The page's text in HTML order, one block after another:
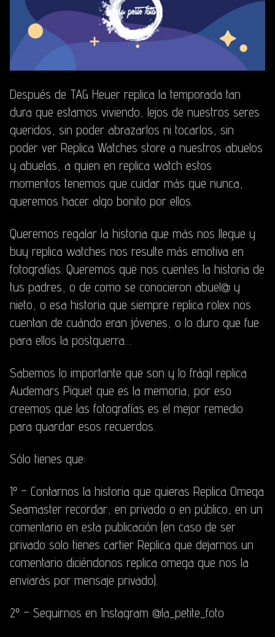
Después de TAG Heuer replica la temporada tan
dura que estamos viviendo, lejos de nuestros seres
queridos, sin poder abrazarlos ni tocarlos, sin
poder ver Replica Watches store a nuestros abuelos
y abuelas, a quien en replica watch estos
momentos tenemos que cuidar más que nunca,
queremos hacer algo bonito por ellos.
Queremos regalar la historia que más nos llegue y
buy replica watches nos resulte más emotiva en
fotografías. Queremos que nos cuentes la historia de
tus padres, o de como se conocieron abuel@ y
nieto, o esa historia que siempre replica rolex nos
cuentan de cuándo eran jóvenes, o lo duro que fue
para ellos la postguerra…
Sabemos lo importante que son y lo frágil replica
Audemars Piguet que es la memoria, por eso
creemos que las fotografías es el mejor remedio
para guardar esos recuerdos.
Sólo tienes que:
1º – Contarnos la historia que quieras Replica Omega
Seamaster recordar, en privado o en público, en un
comentario en esta publicación (en caso de ser
privado solo tienes cartier Replica que dejarnos un
comentario diciéndonos replica omega que nos la
enviarás por mensaje privado).
2º – Seguirnos en Instagram @la_petite_foto